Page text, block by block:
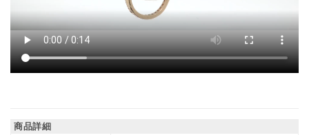
商品詳細